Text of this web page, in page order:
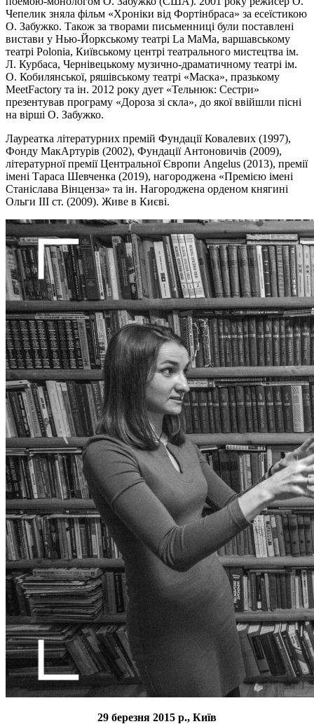
Чепелик зняла фільм «Хроніки від Фортінбраса» за есеїстикою
О. Забужко. Також за творами письменниці були поставлені
вистави у Нью-Йоркському театрі La MaMa, варшавському
театрі Polonia, Київському центрі театрального мистецтва ім.
Л. Курбаса, Чернівецькому музично-драматичному театрі ім.
О. Кобилянської, ряшівському театрі «Маска», празькому
MeetFactory та ін. 2012 року дует «Тельнюк: Сестри»
презентував програму «Дороза зі скла», до якої ввійшли пісні
на вірші О. Забужко.
Лауреатка літературних премій Фундації Ковалевих (1997),
Фонду МакАртурів (2002), Фундації Антоновичів (2009),
літературної премії Центральної Європи Angelus (2013), премії
імені Тараса Шевченка (2019), нагороджена «Премією імені
Станіслава Вінценза» та ін. Нагороджена орденом княгині
Ольги III ст. (2009). Живе в Києві.
29 березня 2015 р., Київ